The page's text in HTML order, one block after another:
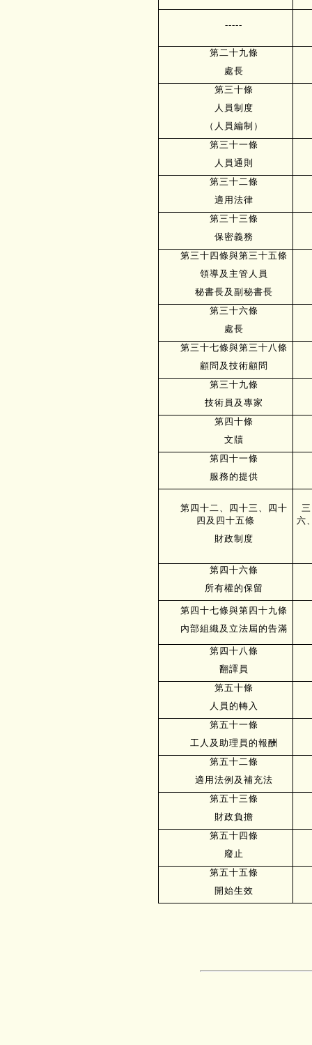
-----
第二十九條
處長
第三十條
人員制度
（人員編制）
第三十一條
人員通則
第三十二條
適用法律
第三十三條
保密義務
第三十四條與第三十五條
領導及主管人員
秘書長及副秘書長
第三十六條
處長
第三十七條與第三十八條
顧問及技術顧問
第三十九條
技術員及專家
第四十條
文牘
第四十一條
服務的提供
第四十二、四十三、四十
四及四十五條
財政制度
六
第四十六條
所有權的保留
第四十七條與第四十九條
內部組織及立法屆的告滿
第四十八條
翻譯員
第五十條
人員的轉入
第五十一條
工人及助理員的報酬
第五十二條
適用法例及補充法
第五十三條
財政負擔
第五十四條
廢止
第五十五條
開始生效